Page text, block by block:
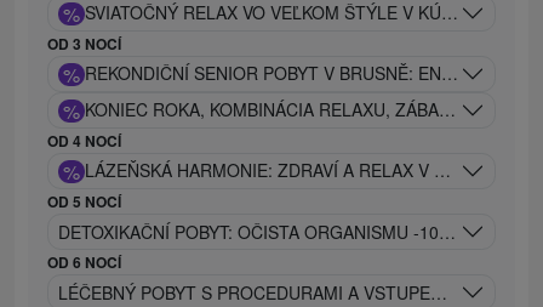
% SVIATOČNÝ RELAX VO VEĽKOM ŠTÝLE V KÚPEĽOCH
OD 3 NOCÍ
% REKONDIČNÍ SENIOR POBYT V BRUSNĚ: ENERGIE A
% KONIEC ROKA, KOMBINÁCIA RELAXU, ZÁBAVY A
OD 4 NOCÍ
% LÁZEŇSKÁ HARMONIE: ZDRAVÍ A RELAX V SRDCI
OD 5 NOCÍ
DETOXIKAČNÍ POBYT: OČISTA ORGANISMU -10
OD 6 NOCÍ
LÉČEBNÝ POBYT S PROCEDURAMI A VSTUPEM DO